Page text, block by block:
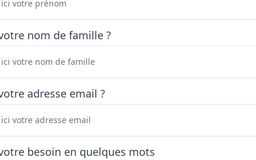
nom de famille ?
adresse email ?
besoin en quelques mots